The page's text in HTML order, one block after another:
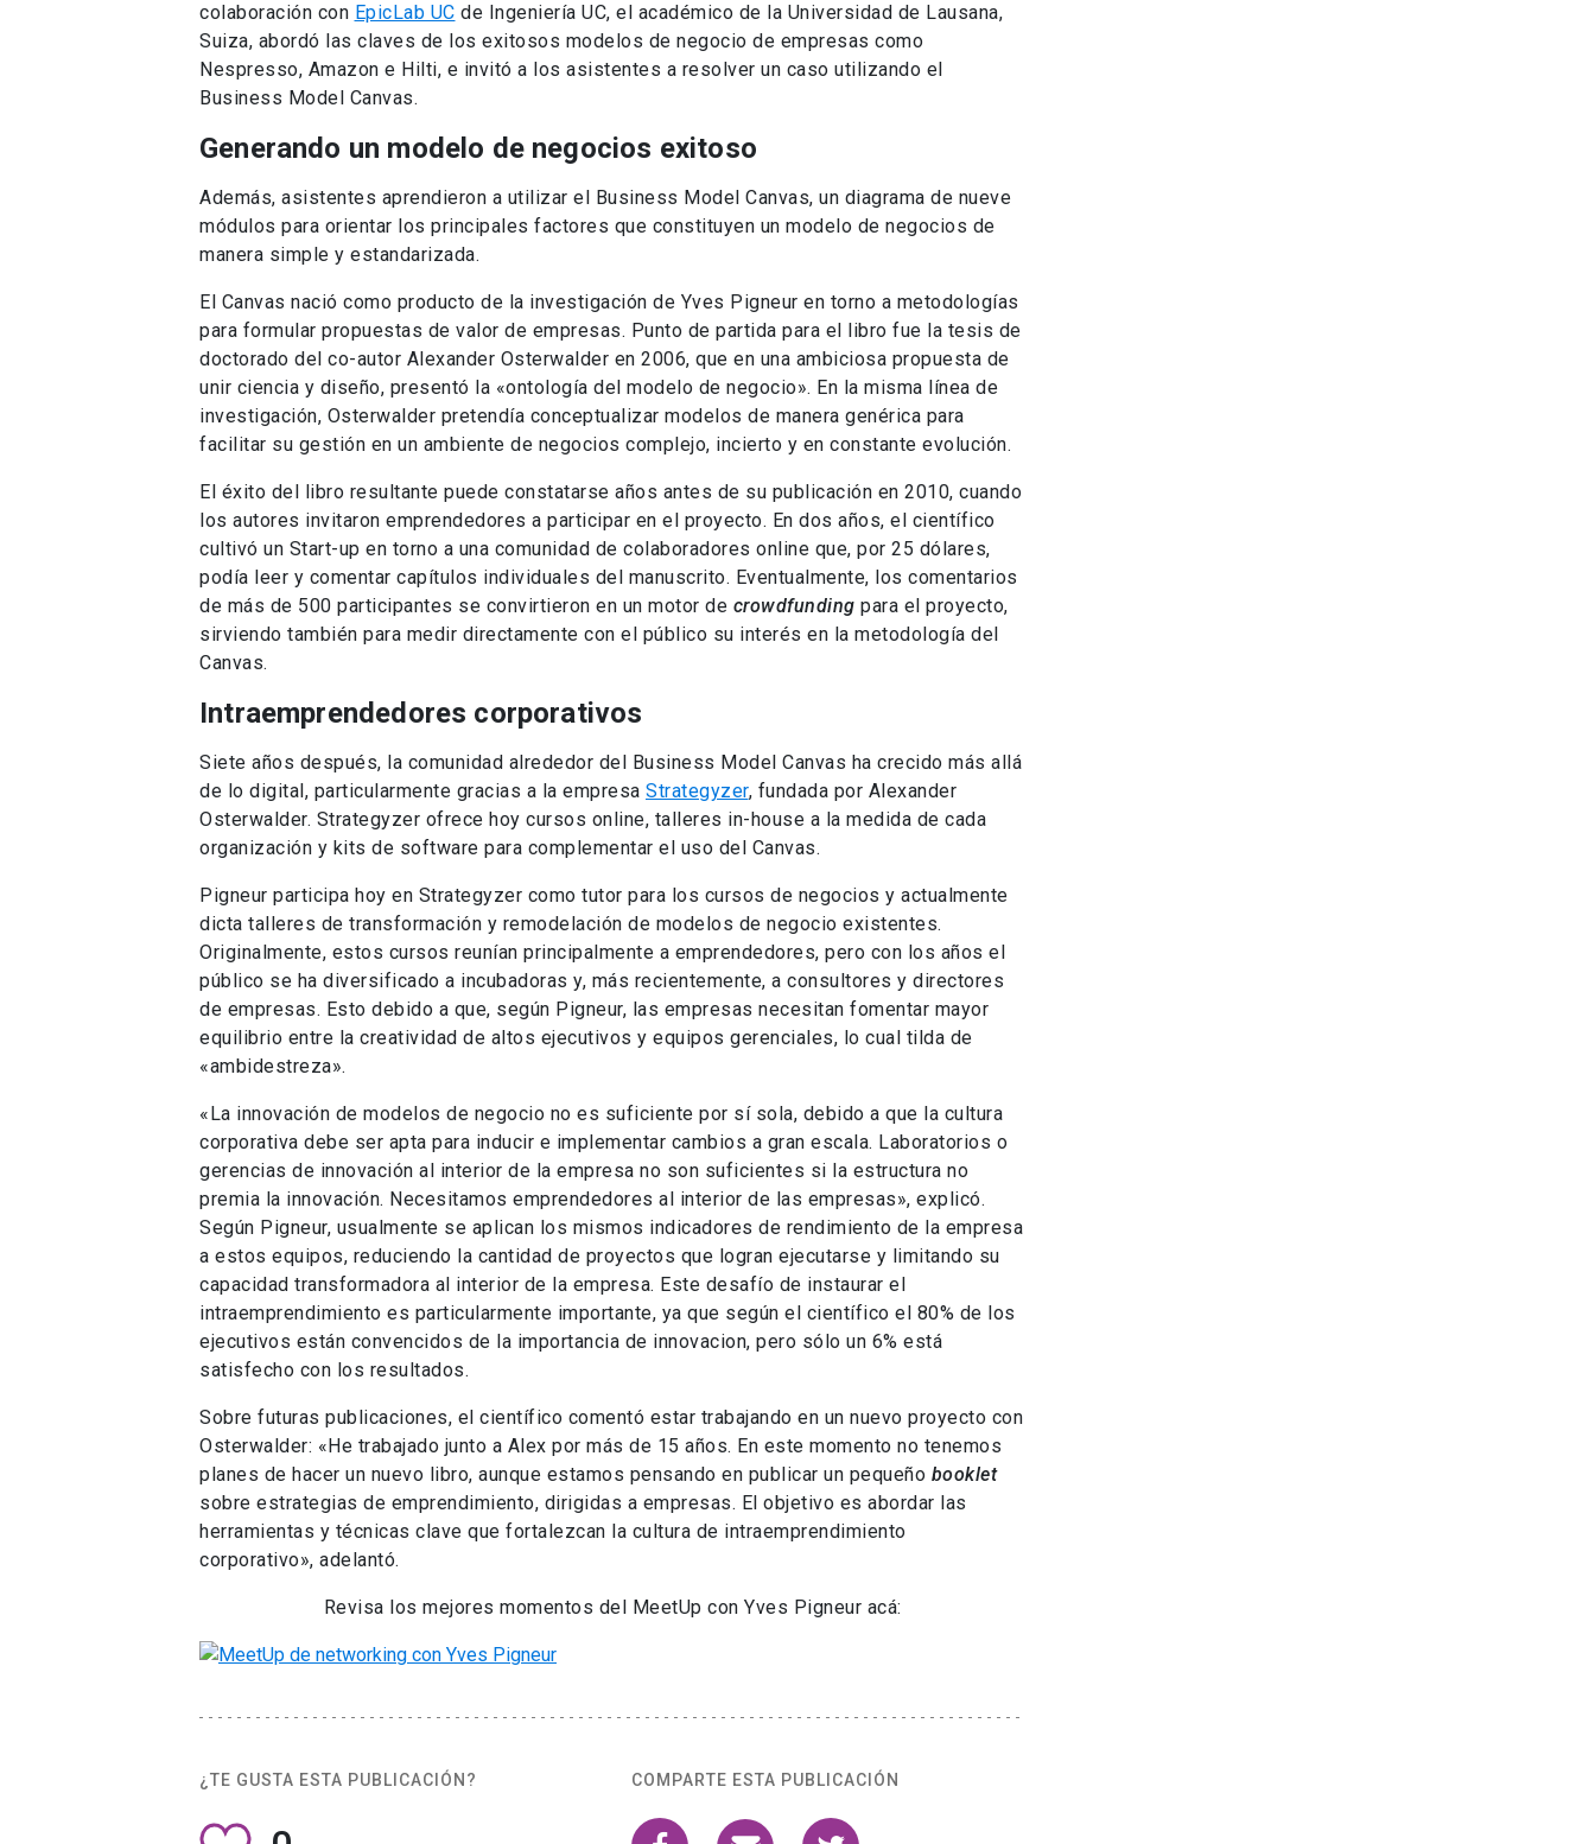
colaboración con EpicLab UC de Ingeniería UC, el académico de la Universidad de Lausana,
Suiza, abordó las claves de los exitosos modelos de negocio de empresas como
Nespresso, Amazon e Hilti, e invitó a los asistentes a resolver un caso utilizando el
Business Model Canvas.
Generando un modelo de negocios exitoso
Además, asistentes aprendieron a utilizar el Business Model Canvas, un diagrama de nueve
módulos para orientar los principales factores que constituyen un modelo de negocios de
manera simple y estandarizada.
El Canvas nació como producto de la investigación de Yves Pigneur en torno a metodologías
para formular propuestas de valor de empresas. Punto de partida para el libro fue la tesis de
doctorado del co-autor Alexander Osterwalder en 2006, que en una ambiciosa propuesta de
unir ciencia y diseño, presentó la «ontología del modelo de negocio». En la misma línea de
investigación, Osterwalder pretendía conceptualizar modelos de manera genérica para
facilitar su gestión en un ambiente de negocios complejo, incierto y en constante evolución.
El éxito del libro resultante puede constatarse años antes de su publicación en 2010, cuando
los autores invitaron emprendedores a participar en el proyecto. En dos años, el científico
cultivó un Start-up en torno a una comunidad de colaboradores online que, por 25 dólares,
podía leer y comentar capítulos individuales del manuscrito. Eventualmente, los comentarios
de más de 500 participantes se convirtieron en un motor de crowdfunding para el proyecto,
sirviendo también para medir directamente con el público su interés en la metodología del
Canvas.
Intraemprendedores corporativos
Siete años después, la comunidad alrededor del Business Model Canvas ha crecido más allá
de lo digital, particularmente gracias a la empresa Strategyzer, fundada por Alexander
Osterwalder. Strategyzer ofrece hoy cursos online, talleres in-house a la medida de cada
organización y kits de software para complementar el uso del Canvas.
Pigneur participa hoy en Strategyzer como tutor para los cursos de negocios y actualmente
dicta talleres de transformación y remodelación de modelos de negocio existentes.
Originalmente, estos cursos reunían principalmente a emprendedores, pero con los años el
público se ha diversificado a incubadoras y, más recientemente, a consultores y directores
de empresas. Esto debido a que, según Pigneur, las empresas necesitan fomentar mayor
equilibrio entre la creatividad de altos ejecutivos y equipos gerenciales, lo cual tilda de
«ambidestreza».
«La innovación de modelos de negocio no es suficiente por sí sola, debido a que la cultura
corporativa debe ser apta para inducir e implementar cambios a gran escala. Laboratorios o
gerencias de innovación al interior de la empresa no son suficientes si la estructura no
premia la innovación. Necesitamos emprendedores al interior de las empresas», explicó.
Según Pigneur, usualmente se aplican los mismos indicadores de rendimiento de la empresa
a estos equipos, reduciendo la cantidad de proyectos que logran ejecutarse y limitando su
capacidad transformadora al interior de la empresa. Este desafío de instaurar el
intraemprendimiento es particularmente importante, ya que según el científico el 80% de los
ejecutivos están convencidos de la importancia de innovacion, pero sólo un 6% está
satisfecho con los resultados.
Sobre futuras publicaciones, el científico comentó estar trabajando en un nuevo proyecto con
Osterwalder: «He trabajado junto a Alex por más de 15 años. En este momento no tenemos
planes de hacer un nuevo libro, aunque estamos pensando en publicar un pequeño booklet
sobre estrategias de emprendimiento, dirigidas a empresas. El objetivo es abordar las
herramientas y técnicas clave que fortalezcan la cultura de intraemprendimiento
corporativo», adelantó.
Revisa los mejores momentos del MeetUp con Yves Pigneur acá:
¿TE GUSTA ESTA PUBLICACIÓN? COMPARTE ESTA PUBLICACIÓN